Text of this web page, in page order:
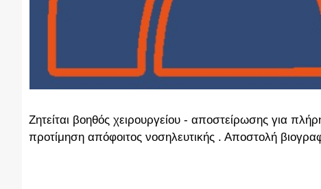
Ζητείται βοηθός χειρουργείου - αποστείρωσης για
προτίμηση απόφοιτος νοσηλευτικής . Αποστολή